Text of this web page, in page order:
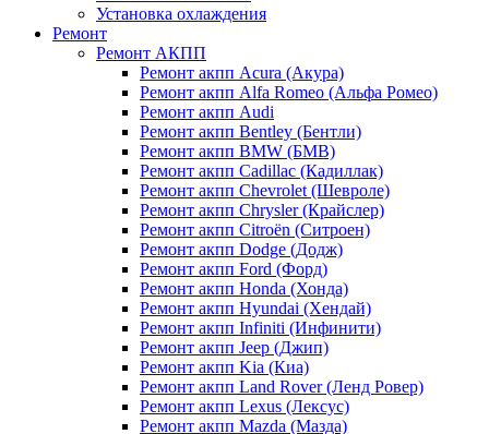
Установка охлаждения
Ремонт
Ремонт АКПП
Ремонт акпп Acura (Акура)
Ремонт акпп Alfa Romeo (Альфа Ромео)
Ремонт акпп Audi
Ремонт акпп Bentley (Бентли)
Ремонт акпп BMW (БМВ)
Ремонт акпп Cadillac (Кадиллак)
Ремонт акпп Chevrolet (Шевроле)
Ремонт акпп Chrysler (Крайслер)
Ремонт акпп Citroën (Ситроен)
Ремонт акпп Dodge (Додж)
Ремонт акпп Ford (Форд)
Ремонт акпп Honda (Хонда)
Ремонт акпп Hyundai (Хендай)
Ремонт акпп Infiniti (Инфинити)
Ремонт акпп Jeep (Джип)
Ремонт акпп Kia (Киа)
Ремонт акпп Land Rover (Ленд Ровер)
Ремонт акпп Lexus (Лексус)
Ремонт акпп Mazda (Мазда)